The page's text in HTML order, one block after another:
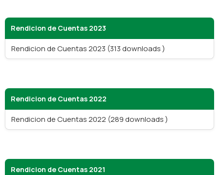
Rendicion de Cuentas 2023
Rendicion de Cuentas 2023 (313 downloads )
Rendicion de Cuentas 2022
Rendicion de Cuentas 2022 (289 downloads )
Rendicion de Cuentas 2021